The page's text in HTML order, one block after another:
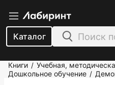
Каталог
Книги / Учебная,
Дошкольное обучение /